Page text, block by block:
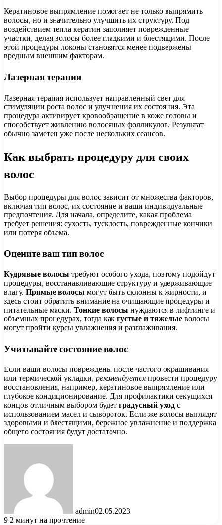
Кератиновое выпрямление помогает не только выпрямить
волосы, но и значительно улучшить их структуру. Под
воздействием тепла кератин заполняет поврежденные
участки, делая волосы более гладкими и блестящими. После
этой процедуры локоны становятся менее подвержены
вредным внешним факторам.
Лазерная терапия
Лазерная терапия использует направленный свет для
стимуляции роста волос и улучшения их состояния. Эта
процедура активирует кровообращение в коже головы и
способствует живлению волосяных фолликулов. Результат
обычно заметен уже после нескольких сеансов.
Как выбрать процедуру для своих
волос
Выбор процедуры для волос зависит от множества факторов,
включая тип волос, их состояние и ваши индивидуальные
предпочтения. Для начала, определите, какая проблема
требует решения: сухость, тусклость, поврежденные кончики
или потеря объема.
Оцените ваш тип волос
Кудрявые волосы требуют особого ухода, поэтому подойдут
процедуры, восстанавливающие структуру и удерживающие
влагу. Прямые волосы могут быть склонны к жирности, и
здесь стоит обратить внимание на очищающие процедуры и
питательные маски. Тонкие волосы нуждаются в лифтинге и
объемных процедурах, тогда как густые и тяжелые волосы
могут пройти курсы увлажнения и разглаживания.
Учитывайте состояние волос
Если ваши волосы повреждены после частого окрашивания
или термической укладки, рекомендуется провести процедуру
восстановления, например, кератиновое выпрямление или
глубокое кондиционирование. Для профилактики секущихся
концов отличным выбором будет градусный уход с
использованием масел и сывороток. Если же волосы выглядят
здоровыми и блестящими, бережное увлажнение и поддержка
общего состояния будут достаточно.
admin02.05.2023
9 2 минут на прочтение